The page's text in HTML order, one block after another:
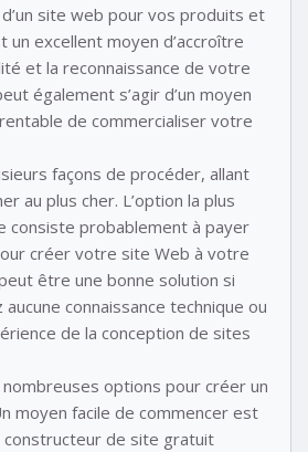
site web pour vos produits et
un excellent moyen d’accroître
et la reconnaissance de votre
également s’agir d’un moyen
de commercialiser votre
façons de procéder, allant
au plus cher. L’option la plus
consiste probablement à payer
créer votre site Web à votre
être une bonne solution si
aucune connaissance technique ou
de la conception de sites
options pour créer un
moyen facile de commencer est
constructeur de site gratuit